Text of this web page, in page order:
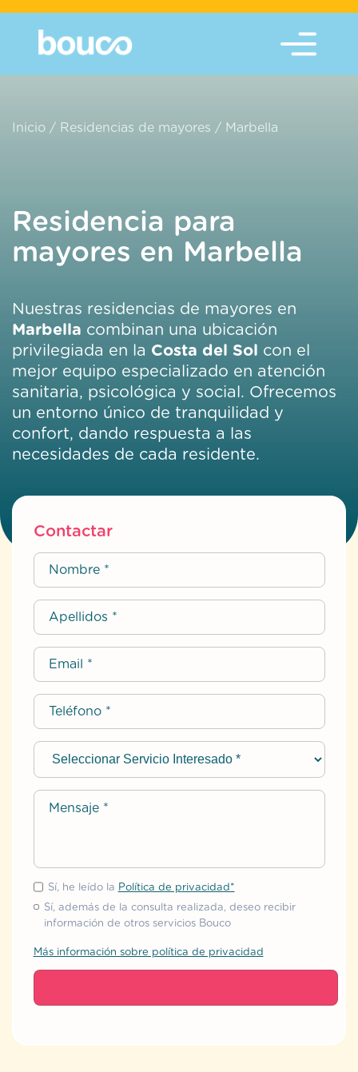
Inicio / Residencias de mayores / Marbella
Residencia para
mayores en Marbella
Nuestras residencias de mayores en
Marbella combinan una ubicación
privilegiada en la Costa del Sol con el
mejor equipo especializado en atención
sanitaria, psicológica y social. Ofrecemos
un entorno único de tranquilidad y
confort, dando respuesta a las
necesidades de cada residente.
Contactar
Sí, he leído la Política de privacidad*
Sí, además de la consulta realizada, deseo recibir
información de otros servicios Bouco
Más información sobre política de privacidad